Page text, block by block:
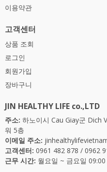
이용약관
고객센터
상품 조회
로그인
회원가입
장바구니
JIN HEALTHY LIFE co.,LTD
주소: 하노이시 Cau Giay군 Dich
워 5층
이메일 주소:
고객센터: 0961 482 878 / 0962
근무 시간: 월요일 ~ 금요일